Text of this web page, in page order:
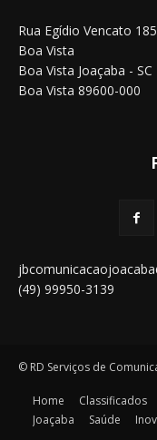
Rua Egídio Vencato
Boa Vista
Boa Vista Joaçaba - SC
Boa Vista 89600-000
(49) 99950-3139
© RD Serviços de
Home Classificados
Joaçaba
Saúde